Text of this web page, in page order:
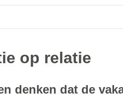
op relatie
denken dat de